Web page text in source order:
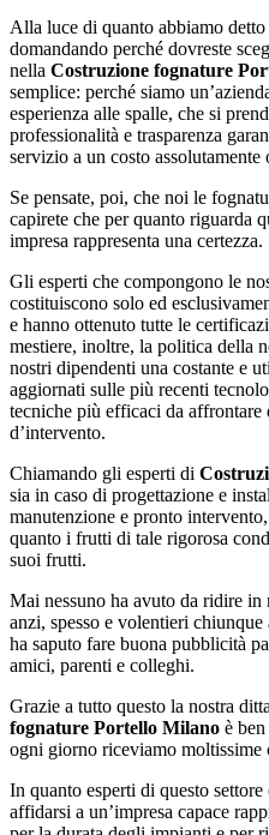
Alla luce di quanto abbiamo
domandando perché dovreste
nella Costruzione fognature
semplice: perché siamo
esperienza alle spalle, che si
professionalità e trasparenza
servizio a un costo assolutamente
Se pensate, poi, che noi le
capirete che per quanto riguarda
impresa rappresenta una certezza.
Gli esperti che compongono le
costituiscono solo ed
e hanno ottenuto tutte le
mestiere, inoltre, la politica della
nostri dipendenti una costante e
aggiornati sulle più recenti
tecniche più efficaci da affrontare
d’intervento.
Chiamando gli esperti di
sia in caso di progettazione e
manutenzione e pronto
quanto i frutti di tale rigorosa
suoi frutti.
Mai nessuno ha avuto da ridire in
anzi, spesso e volentieri
ha saputo fare buona pubblicità
amici, parenti e colleghi.
Grazie a tutto questo la nostra
fognature Portello Milano è
ogni giorno riceviamo moltissime
In quanto esperti di questo
affidarsi a un’impresa capace